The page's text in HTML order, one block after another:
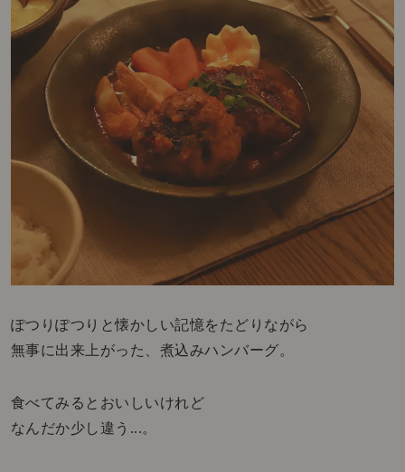
ぽつりぽつりと懐かしい記憶をたどりながら
無事に出来上がった、煮込みハンバーグ。
食べてみるとおいしいけれど
なんだか少し違う...。